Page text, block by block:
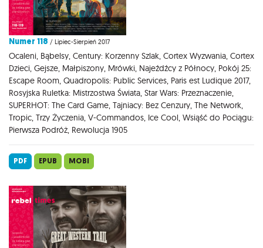
Numer 118 / Lipiec-Sierpień 2017
Ocaleni, Bąbelsy, Century: Korzenny Szlak, Cortex Wyzwania, Cortex
Dzieci, Gejsze, Małpiszony, Mrówki, Najeźdźcy z Północy, Pokój 25:
Escape Room, Quadropolis: Public Services, Paris est Ludique 2017,
Rosyjska Ruletka: Mistrzostwa Świata, Star Wars: Przeznaczenie,
SUPERHOT: The Card Game, Tajniacy: Bez Cenzury, The Network,
Tropic, Trzy Życzenia, V-Commandos, Ice Cool, Wsiąść do Pociągu:
Pierwsza Podróż, Rewolucja 1905
PDF EPUB MOBI